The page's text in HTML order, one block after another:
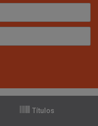
Títulos